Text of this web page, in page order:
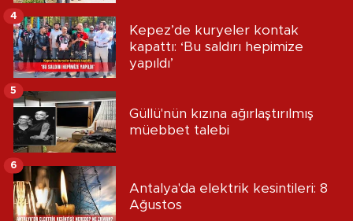
Kepez’de kuryeler kontak
kapattı: ‘Bu saldırı hepimize
yapıldı’
4
Güllü'nün kızına ağırlaştırılmış
müebbet talebi
5
Antalya'da elektrik kesintileri: 8
Ağustos
6